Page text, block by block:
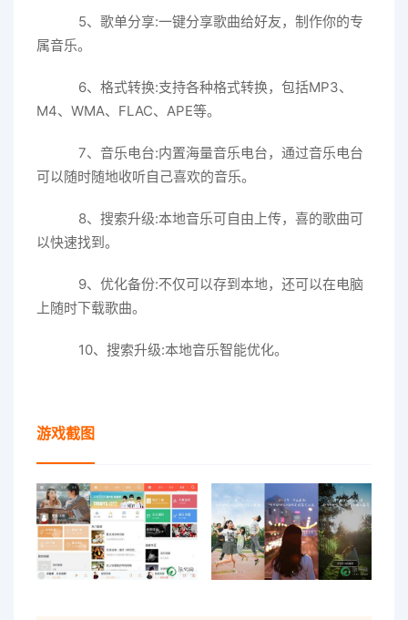
5、歌单分享:一键分享歌曲给好友，制作你的专
属音乐。
6、格式转换:支持各种格式转换，包括MP3、
M4、WMA、FLAC、APE等。
7、音乐电台:内置海量音乐电台，通过音乐电台
可以随时随地收听自己喜欢的音乐。
8、搜索升级:本地音乐可自由上传，喜的歌曲可
以快速找到。
9、优化备份:不仅可以存到本地，还可以在电脑
上随时下载歌曲。
10、搜索升级:本地音乐智能优化。
游戏截图